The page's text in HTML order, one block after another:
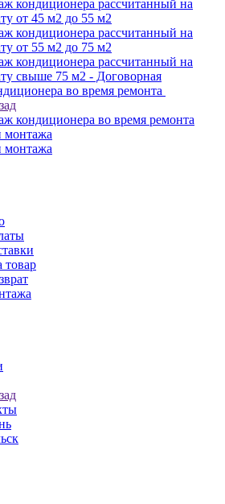
кондиционера рассчитанный на
от 45 м2 до 55 м2
кондиционера рассчитанный на
от 55 м2 до 75 м2
кондиционера рассчитанный на
свыше 75 м2 - Договорная
во время ремонта
кондиционера во время ремонта
монтажа
монтажа
товар